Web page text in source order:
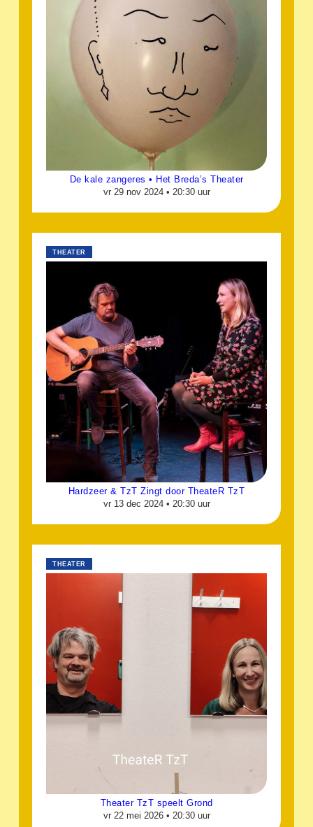
De kale zangeres • Het Breda’s Theater
vr 29 nov 2024 • 20:30 uur
THEATER
Hardzeer & TzT Zingt door TheateR TzT
vr 13 dec 2024 • 20:30 uur
THEATER
Theater TzT speelt Grond
vr 22 mei 2026 • 20:30 uur